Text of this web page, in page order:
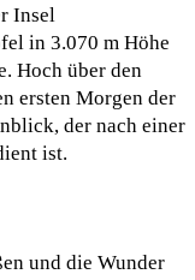
Insel
in 3.070 m Höhe
Hoch über den
ersten Morgen der
der nach einer
ist.
und die Wunder